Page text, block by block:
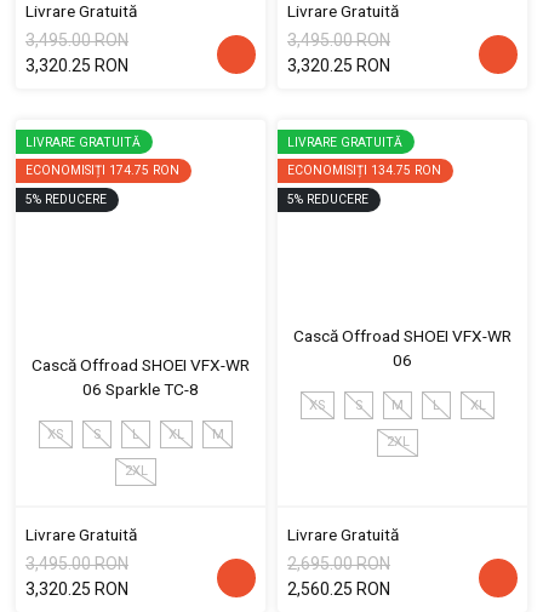
Livrare Gratuită
3,495.00 RON
3,320.25 RON
Livrare Gratuită
3,495.00 RON
3,320.25 RON
LIVRARE GRATUITĂ
ECONOMISIȚI 174.75 RON
5% REDUCERE
Cască Offroad SHOEI VFX-WR
06 Sparkle TC-8
XS S L XL M
2XL
Livrare Gratuită
3,495.00 RON
3,320.25 RON
LIVRARE GRATUITĂ
ECONOMISIȚI 134.75 RON
5% REDUCERE
Cască Offroad SHOEI VFX-WR
06
XS S M L XL
2XL
Livrare Gratuită
2,695.00 RON
2,560.25 RON